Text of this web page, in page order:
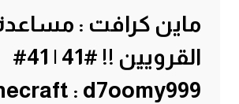
ماين كرافت :
القرويين !! #41 | 41#
: d7oomy999